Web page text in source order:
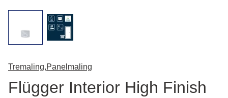
Tremaling,Panelmaling
Flügger Interior High Finish